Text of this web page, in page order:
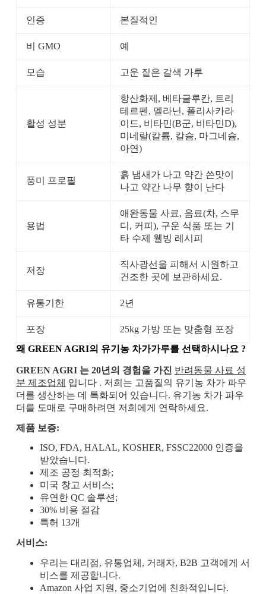
인증 본질적인
비 GMO 예
모습 고운 짙은 갈색 가루
활성 성분
항산화제, 베타글루칸, 트리
테르펜, 멜라닌, 폴리사카라
이드, 비타민(B군, 비타민D),
미네랄(칼륨, 칼슘, 마그네슘,
아연)
풍미 프로필
흙 냄새가 나고 약간 쓴맛이
나고 약간 나무 향이 난다
용법
애완동물 사료, 음료(차, 스무
디, 커피), 구운 식품 또는 기
타 수제 웰빙 레시피
저장
직사광선을 피해서 시원하고
건조한 곳에 보관하세요.
유통기한 2년
포장
25kg 가방 또는 맞춤형 포장
왜 GREEN AGRI의 유기농 차가가루를 선택하시나요 ?
GREEN AGRI 는 20년의 경험을 가진 반려동물 사료 성
분 제조업체 입니다 . 저희는 고품질의 유기농 차가 파우
더를 생산하는 데 특화되어 있습니다. 유기농 차가 파우
더를 도매로 구매하려면 저희에게 연락하세요.
제품 보증:
ISO, FDA, HALAL, KOSHER, FSSC22000 인증을
받았습니다.
제조 공정 최적화;
미국 창고 서비스;
유연한 QC 솔루션;
30% 비용 절감
특허 13개
서비스:
우리는 대리점, 유통업체, 거래자, B2B 고객에게 서
비스를 제공합니다.
Amazon 사업 지원, 중소기업에 친화적입니다.